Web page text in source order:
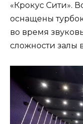
«Крокус Сити».
оснащены
во время
сложности залы